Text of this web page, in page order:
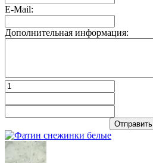
E-Mail:
Дополнительная информация:
Отправить